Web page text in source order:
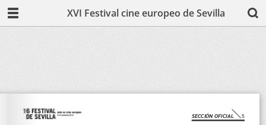
XVI Festival cine europeo de Sevilla